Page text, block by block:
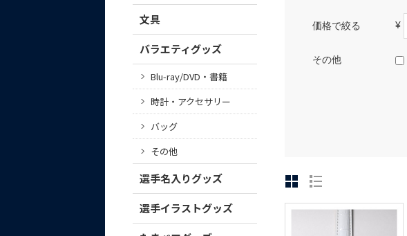
文具
バラエティグッズ
Blu-ray/DVD・書籍
時計・アクセサリー
バッグ
その他
選手名入りグッズ
選手イラストグッズ
価格で絞る ¥
その他